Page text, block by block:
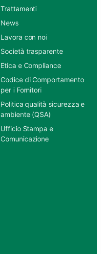
Trattamenti
News
Lavora con noi
Società trasparente
Etica e Compliance
Codice di Comportamento
per i Fornitori
Politica qualità sicurezza e
ambiente (QSA)
Ufficio Stampa e
Comunicazione